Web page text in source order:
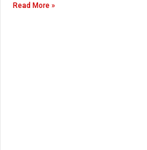
Read More »